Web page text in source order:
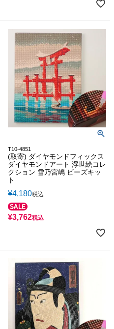
T10-4851
(取寄) ダイヤモンドフィックス
ダイヤモンドアート 浮世絵コレ
クション 雪乃宮嶋 ビーズキッ
ト
¥4,180税込
¥3,762税込